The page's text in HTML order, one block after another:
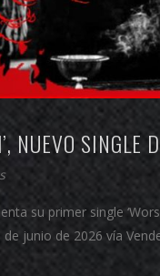
NUEVO SINGLE
su primer single
de junio de 2026 vía